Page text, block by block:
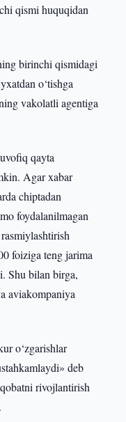
qismi huquqidan
birinchi qismidagi
o‘tishga
vakolatli agentiga
qayta
Agar xabar
chiptadan
foydalanilmagan
foiziga teng jarima
Shu bilan birga,
aviakompaniya
o‘zgarishlar
deb
rivojlantirish